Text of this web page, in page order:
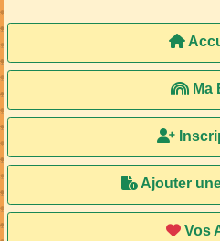
Ma
Ajouter
Vos